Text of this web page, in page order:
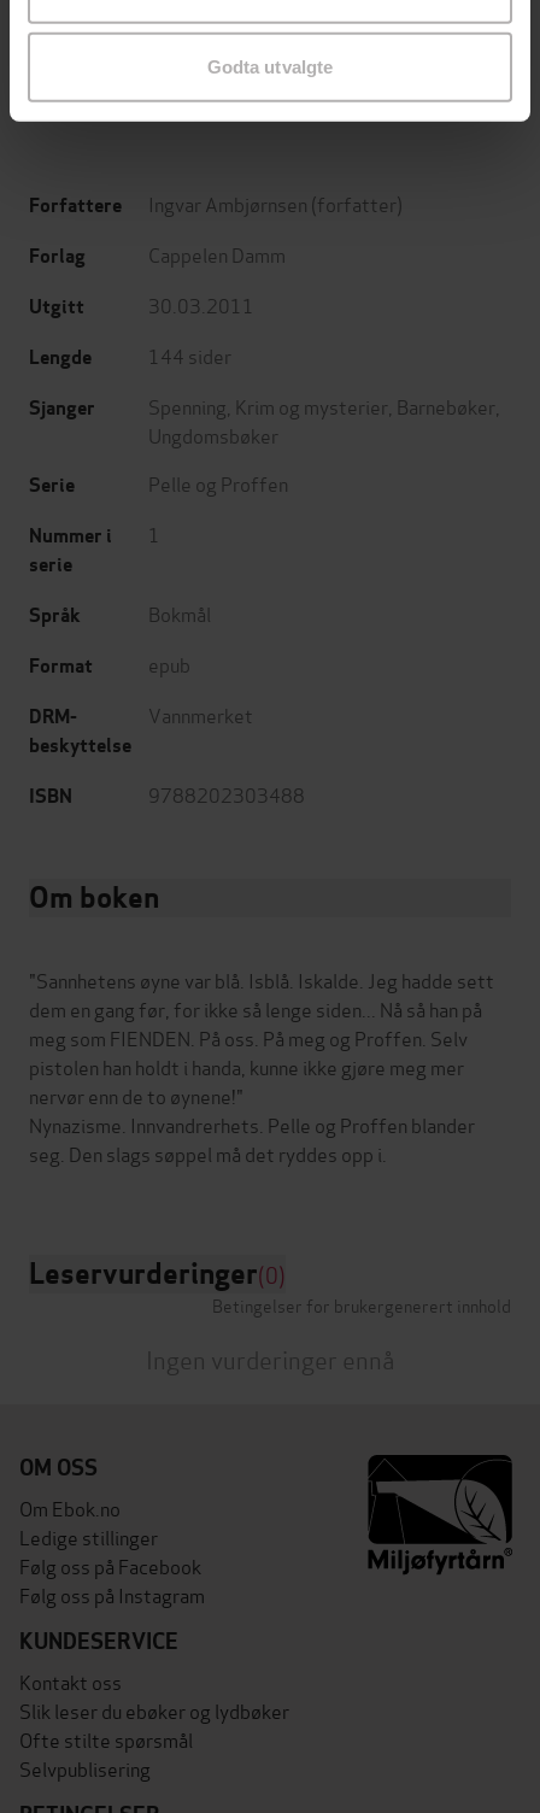
Godta utvalgte
Døden på Oslo S
Ingvar Ambjørnsen
Sannhet til salgs
Ingvar Ambjørnsen
Forfattere Ingvar Ambjørnsen (forfatter)
Forlag Cappelen Damm
Utgitt 30.03.2011
Lengde 144 sider
Sjanger Spenning Krim og mysterier Barnebøker
Ungdomsbøker
Serie Pelle og Proffen
Nummer i
serie
1
Språk Bokmål
Format epub
DRM-
beskyttelse
Vannmerket
ISBN 9788202303488
Om boken
"Sannhetens øyne var blå. Isblå. Iskalde. Jeg hadde sett
dem en gang før, for ikke så lenge siden... Nå så han på
meg som FIENDEN. På oss. På meg og Proffen. Selv
pistolen han holdt i handa, kunne ikke gjøre meg mer
nervør enn de to øynene!"
Nynazisme. Innvandrerhets. Pelle og Proffen blander
seg. Den slags søppel må det ryddes opp i.
Leservurderinger(0)
Betingelser for brukergenerert innhold
Ingen vurderinger ennå
OM OSS
Om Ebok.no
Ledige stillinger
Følg oss på Facebook
Følg oss på Instagram
KUNDESERVICE
Kontakt oss
Slik leser du ebøker og lydbøker
Ofte stilte spørsmål
Selvpublisering